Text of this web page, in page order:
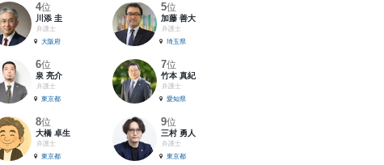
4位
川添 圭
弁護士
大阪府
5位
加藤 善大
弁護士
埼玉県
6位
泉 亮介
弁護士
東京都
7位
竹本 真紀
弁護士
愛知県
8位
大橋 卓生
弁護士
東京都
9位
三村 勇人
弁護士
東京都